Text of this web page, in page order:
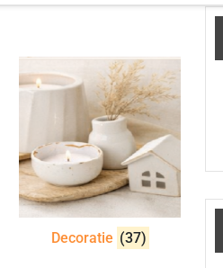
Decoratie (37)